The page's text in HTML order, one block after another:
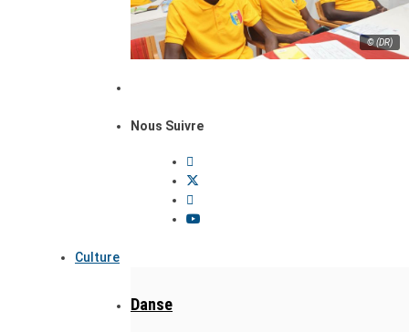
© (DR)
Nous Suivre
Culture
Danse